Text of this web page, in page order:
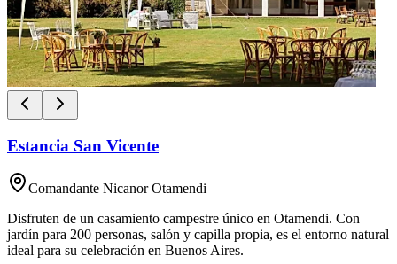
Estancia San Vicente
Comandante Nicanor Otamendi
Disfruten de un casamiento campestre único en Otamendi. Con
jardín para 200 personas, salón y capilla propia, es el entorno natural
ideal para su celebración en Buenos Aires.